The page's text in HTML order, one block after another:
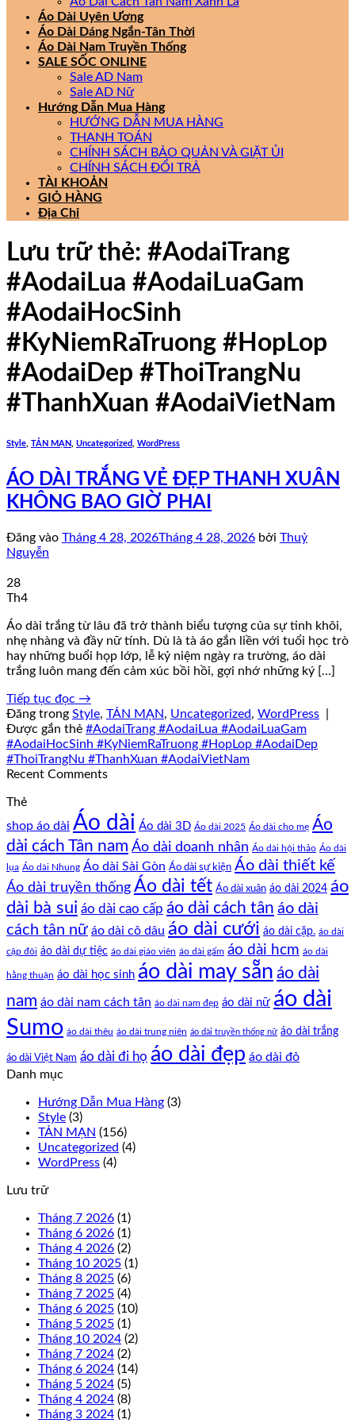
Áo Dài Uyên Ương
Áo Dài Dáng Ngắn-Tân Thời
Áo Dài Nam Truyền Thống
SALE SỐC ONLINE
Sale AD Nam
Sale AD Nữ
Hướng Dẫn Mua Hàng
HƯỚNG DẪN MUA HÀNG
THANH TOÁN
CHÍNH SÁCH BẢO QUẢN VÀ GIẶT ỦI
CHÍNH SÁCH ĐỔI TRẢ
TÀI KHOẢN
GIỎ HÀNG
Địa Chỉ
Lưu trữ thẻ: #AodaiTrang
#AodaiLua #AodaiLuaGam
#AodaiHocSinh
#KyNiemRaTruong #HopLop
#AodaiDep #ThoiTrangNu
#ThanhXuan #AodaiVietNam
Style, TẢN MẠN, Uncategorized, WordPress
ÁO DÀI TRẮNG VẺ ĐẸP THANH XUÂN
KHÔNG BAO GIỜ PHAI
Đăng vào Tháng 4 28, 2026Tháng 4 28, 2026 bởi Thuỷ
Nguyễn
28
Th4
Áo dài trắng từ lâu đã trở thành biểu tượng của sự tinh khôi,
nhẹ nhàng và đầy nữ tính. Dù là tà áo gắn liền với tuổi học trò
hay những buổi họp lớp, lễ kỷ niệm ngày ra trường, áo dài
trắng luôn mang đến cảm xúc bồi hồi, gợi nhớ những ký […]
Tiếp tục đọc →
Đăng trong Style, TẢN MẠN, Uncategorized, WordPress
Được gắn thẻ #AodaiTrang #AodaiLua #AodaiLuaGam
#AodaiHocSinh #KyNiemRaTruong #HopLop #AodaiDep
#ThoiTrangNu #ThanhXuan #AodaiVietNam
Recent Comments
Thẻ
shop áo dài Áo dài Áo dài 3D Áo dài 2025 Áo dài cho mẹ Áo
dài cách Tân nam Áo dài doanh nhân Áo dài hội thảo Áo dài
lụa Áo dài Nhung Áo dài Sài Gòn Áo dài sự kiện Áo dài thiết kế
Áo dài truyền thống Áo dài tết Áo dài xuân áo dài 2024 áo
dài bà sui áo dài cao cấp áo dài cách tân áo dài
cách tân nữ áo dài cô dâu áo dài cưới áo dài cặp. áo dài
cặp đôi áo dài dự tiệc áo dài giáo viên áo dài gấm áo dài hcm áo dài
hằng thuận áo dài học sinh áo dài may sẵn áo dài
nam áo dài nam cách tân áo dài nam đẹp áo dài nữ áo dài
Sumo áo dài thêu áo dài trung niên áo dài truyền thống nữ áo dài trắng
áo dài Việt Nam áo dài đi họ áo dài đẹp áo dài đỏ
Danh mục
Hướng Dẫn Mua Hàng (3)
Style (3)
TẢN MẠN (156)
Uncategorized (4)
WordPress (4)
Lưu trữ
Tháng 7 2026 (1)
Tháng 6 2026 (1)
Tháng 4 2026 (2)
Tháng 10 2025 (1)
Tháng 8 2025 (6)
Tháng 7 2025 (4)
Tháng 6 2025 (10)
Tháng 5 2025 (1)
Tháng 10 2024 (2)
Tháng 7 2024 (2)
Tháng 6 2024 (14)
Tháng 5 2024 (5)
Tháng 4 2024 (8)
Tháng 3 2024 (1)